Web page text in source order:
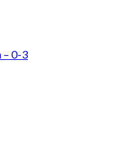
– 0-3